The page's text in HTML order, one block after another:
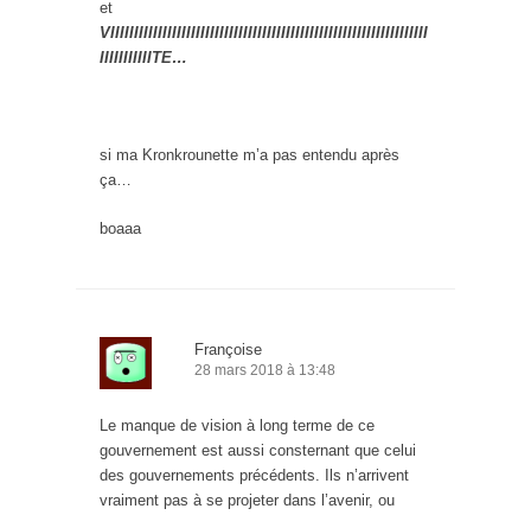
et
VIIIIIIIIIIIIIIIIIIIIIIIIIIIIIIIIIIIIIIIIIIIIIIIIIIIIIIIIIIIIIIIIIII
IIIIIIIIIIITE…
si ma Kronkrounette m’a pas entendu après
ça…
boaaa
Françoise
28 mars 2018 à 13:48
Le manque de vision à long terme de ce
gouvernement est aussi consternant que celui
des gouvernements précédents. Ils n’arrivent
vraiment pas à se projeter dans l’avenir, ou